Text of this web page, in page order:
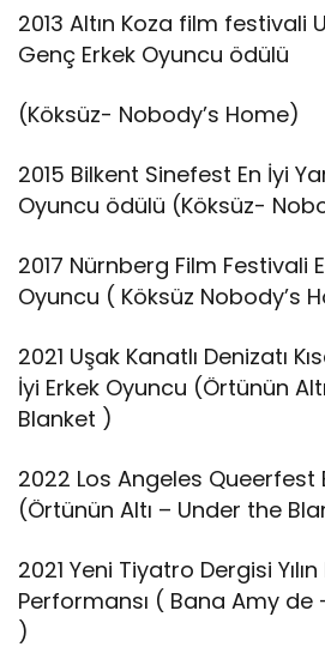
2013 Altın Koza film festivali
Genç Erkek Oyuncu ödülü
(Köksüz- Nobody’s Home)
2015 Bilkent Sinefest En İyi
Oyuncu ödülü (Köksüz-
2017 Nürnberg Film Festivali
Oyuncu ( Köksüz Nobody’s
2021 Uşak Kanatlı Denizatı
İyi Erkek Oyuncu (Örtünün
Blanket )
2022 Los Angeles Queerfest
(Örtünün Altı – Under the
2021 Yeni Tiyatro Dergisi
Performansı ( Bana Amy
)